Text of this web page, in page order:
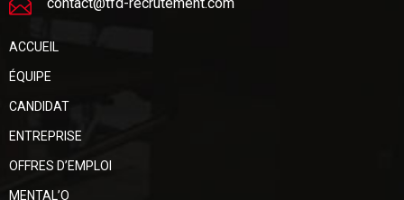
ACCUEIL
ÉQUIPE
CANDIDAT
ENTREPRISE
OFFRES D’EMPLOI
MENTAL’O